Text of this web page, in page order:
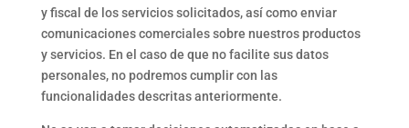
y fiscal de los servicios solicitados, así como enviar
comunicaciones comerciales sobre nuestros productos
y servicios. En el caso de que no facilite sus datos
personales, no podremos cumplir con las
funcionalidades descritas anteriormente.